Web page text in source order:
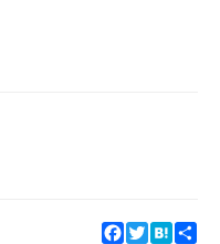
Facebook
TwitterHatena